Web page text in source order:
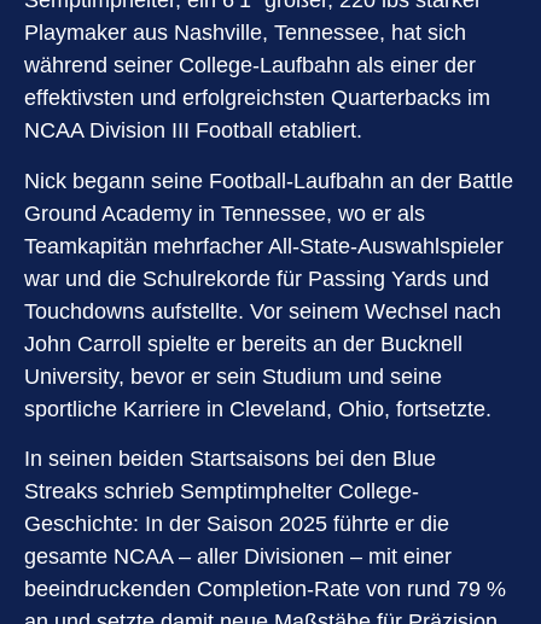
Playmaker aus Nashville, Tennessee, hat sich
während seiner College-Laufbahn als einer der
effektivsten und erfolgreichsten Quarterbacks im
NCAA Division III Football etabliert.
Nick begann seine Football-Laufbahn an der Battle
Ground Academy in Tennessee, wo er als
Teamkapitän mehrfacher All-State-Auswahlspieler
war und die Schulrekorde für Passing Yards und
Touchdowns aufstellte. Vor seinem Wechsel nach
John Carroll spielte er bereits an der Bucknell
University, bevor er sein Studium und seine
sportliche Karriere in Cleveland, Ohio, fortsetzte.
In seinen beiden Startsaisons bei den Blue
Streaks schrieb Semptimphelter College-
Geschichte: In der Saison 2025 führte er die
gesamte NCAA – aller Divisionen – mit einer
beeindruckenden Completion-Rate von rund 79 %